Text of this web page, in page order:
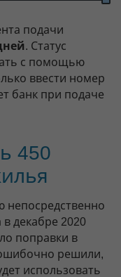
подачи
. Статус
с помощью
ввести номер
банк при подаче
450
непосредственно
в декабре 2020
поправки в
решили,
использовать